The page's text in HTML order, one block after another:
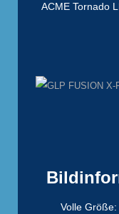
ACME Tornado
Volle Größe: